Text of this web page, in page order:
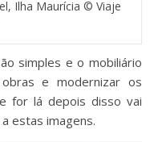
Ilha Maurícia © Viaje
simples e o mobiliário
e modernizar os
for lá depois disso vai
estas imagens.